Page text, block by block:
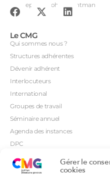
Gérer le
cookies
Conception : John Brightman
Le CMG
Qui sommes nous ?
Structures adhérentes
Dévenir adhérent
Interlocuteurs
International
Groupes de travail
Séminaire annuel
Agenda des instances
DPC
Orientations prioritaires